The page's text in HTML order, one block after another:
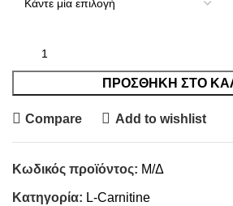
ΠΡΟΣΘΉΚΗ ΣΤΟ
Compare Add to wishlist
Κωδικός προϊόντος: Μ/Δ
Κατηγορία: L-Carnitine